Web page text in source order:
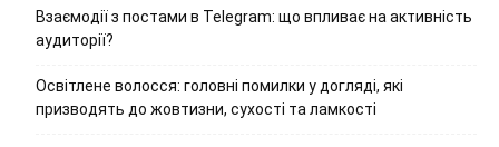
Взаємодії з постами в Telegram: що впливає на активність
аудиторії?
Освітлене волосся: головні помилки у догляді, які
призводять до жовтизни, сухості та ламкості